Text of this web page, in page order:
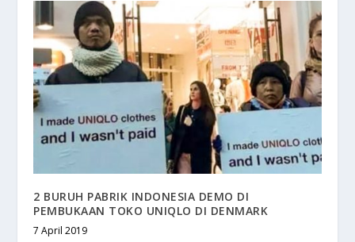
2 BURUH PABRIK INDONESIA DEMO DI
PEMBUKAAN TOKO UNIQLO DI DENMARK
7 April 2019